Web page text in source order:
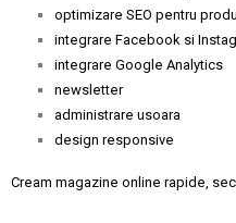
optimizare SEO pentru
integrare Facebook si
integrare Google Analytics
newsletter
administrare usoara
design responsive
Cream magazine online rapide,